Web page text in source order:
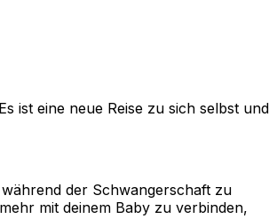
ist eine neue Reise zu sich selbst und
der Schwangerschaft zu
mit deinem Baby zu verbinden,